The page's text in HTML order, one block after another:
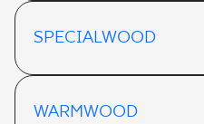
SPECIALWOOD
WARMWOOD